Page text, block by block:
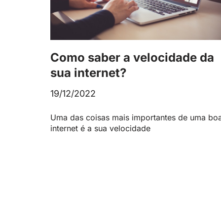
Como saber a velocidade da
sua internet?
19/12/2022
Uma das coisas mais importantes de uma
internet é a sua velocidade